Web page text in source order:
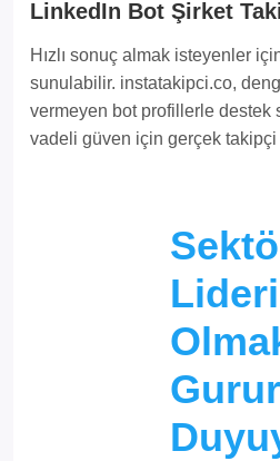
LinkedIn Bot Şirket
Hızlı sonuç almak isteyenler
sunulabilir. instatakipci.co,
vermeyen bot profillerle destek
vadeli güven için gerçek takipçi
Lideri
Gurur